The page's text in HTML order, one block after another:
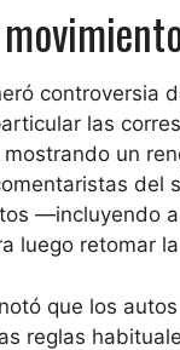
controversia
las
un
del
—incluyendo
luego retomar
que los
reglas